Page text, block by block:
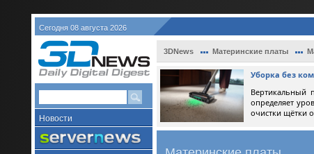
Сегодня 08 августа 2026
Новости
3DNews Материнские платы
Уборка без
Вертикальный
определяет
очистки щётки